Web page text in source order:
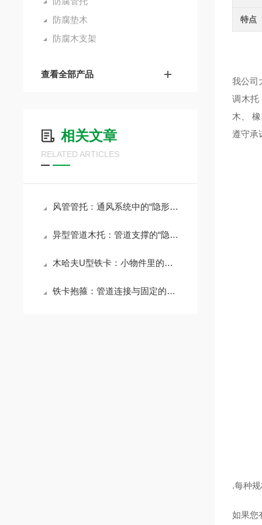
防腐垫木
防腐木支架
查看全部产品
相关文章
RELATED ARTICLES
风管管托：通风系统中的“隐形支柱”
异型管道木托：管道支撑的“隐形守护者”
木哈夫U型铁卡：小物件里的大能量
铁卡抱箍：管道连接与固定的坚固纽带
特点
我公司
调木托
木、
遵守承
.每种
如果您